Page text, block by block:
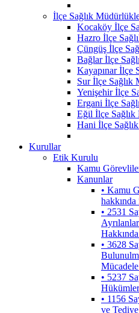
İlçe Sağlık
Kocaköy İlçe
Hazro İlçe
Çüngüş İlçe
Bağlar İlçe
Kayapınar İlçe
Sur İlçe Sağlık
Yenişehir İlçe
Ergani İlçe
Eğil İlçe Sağlık
Hani İlçe
Kurullar
Etik Kurulu
Kamu
Kanunlar
• Kamu
hakkında
• 2531
• 3628
• 5237
Hükümler
• 1156
ve